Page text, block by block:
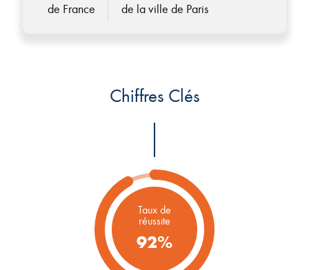
de France de la ville de Paris
Chiffres Clés
Taux de
réussite
92%